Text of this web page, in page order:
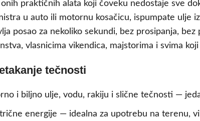
praktičnih alata koji čoveku nedostaje sve
u auto ili motornu kosačicu, ispumpate
posao za nekoliko sekundi, bez prosipanja,
vlasnicima vikendica, majstorima i svima
tečnosti
i biljno ulje, vodu, rakiju i slične tečnosti —
energije — idealna za upotrebu na terenu,